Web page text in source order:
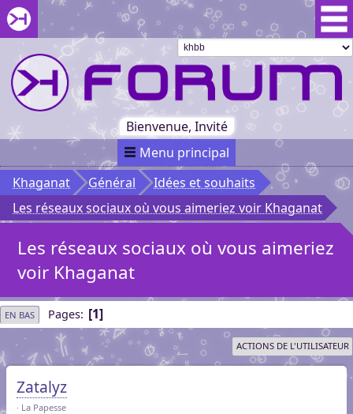
Aller au menu du forum
Aller au contenu du forum
Aller à la recherche dans le forum
Passer le
menu
Khaganat
au début
du menu
Khaganat
Bienvenue, Invité
Menu principal
Khaganat
Général
Idées et souhaits
Les réseaux sociaux où vous aimeriez voir Khaganat
Les réseaux sociaux où vous aimeriez
voir Khaganat
EN BAS Pages 1
ACTIONS DE L'UTILISATEUR
Zatalyz
La Papesse